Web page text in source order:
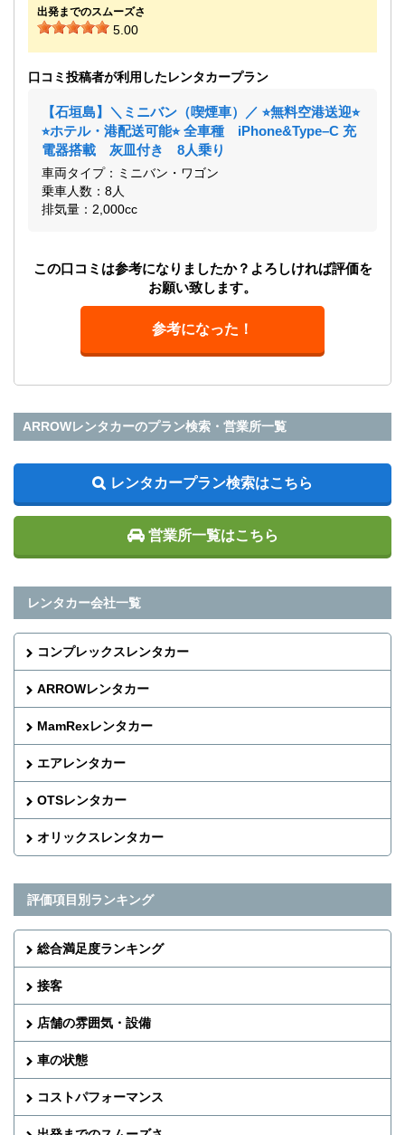
出発までのスムーズさ
5.00
口コミ投稿者が利用したレンタカープラン
【石垣島】＼ミニバン（喫煙車）／ ⭐︎無料空港送迎⭐︎
⭐︎ホテル・港配送可能⭐︎ 全車種 iPhone&Type–C 充
電器搭載 灰皿付き 8人乗り
車両タイプ：ミニバン・ワゴン
乗車人数：8人
排気量：2,000cc
この口コミは参考になりましたか？よろしければ評価を
お願い致します。
参考になった！
ARROWレンタカーのプラン検索・営業所一覧
レンタカープラン検索はこちら
営業所一覧はこちら
レンタカー会社一覧
コンプレックスレンタカー
ARROWレンタカー
MamRexレンタカー
エアレンタカー
OTSレンタカー
オリックスレンタカー
評価項目別ランキング
総合満足度ランキング
接客
店舗の雰囲気・設備
車の状態
コストパフォーマンス